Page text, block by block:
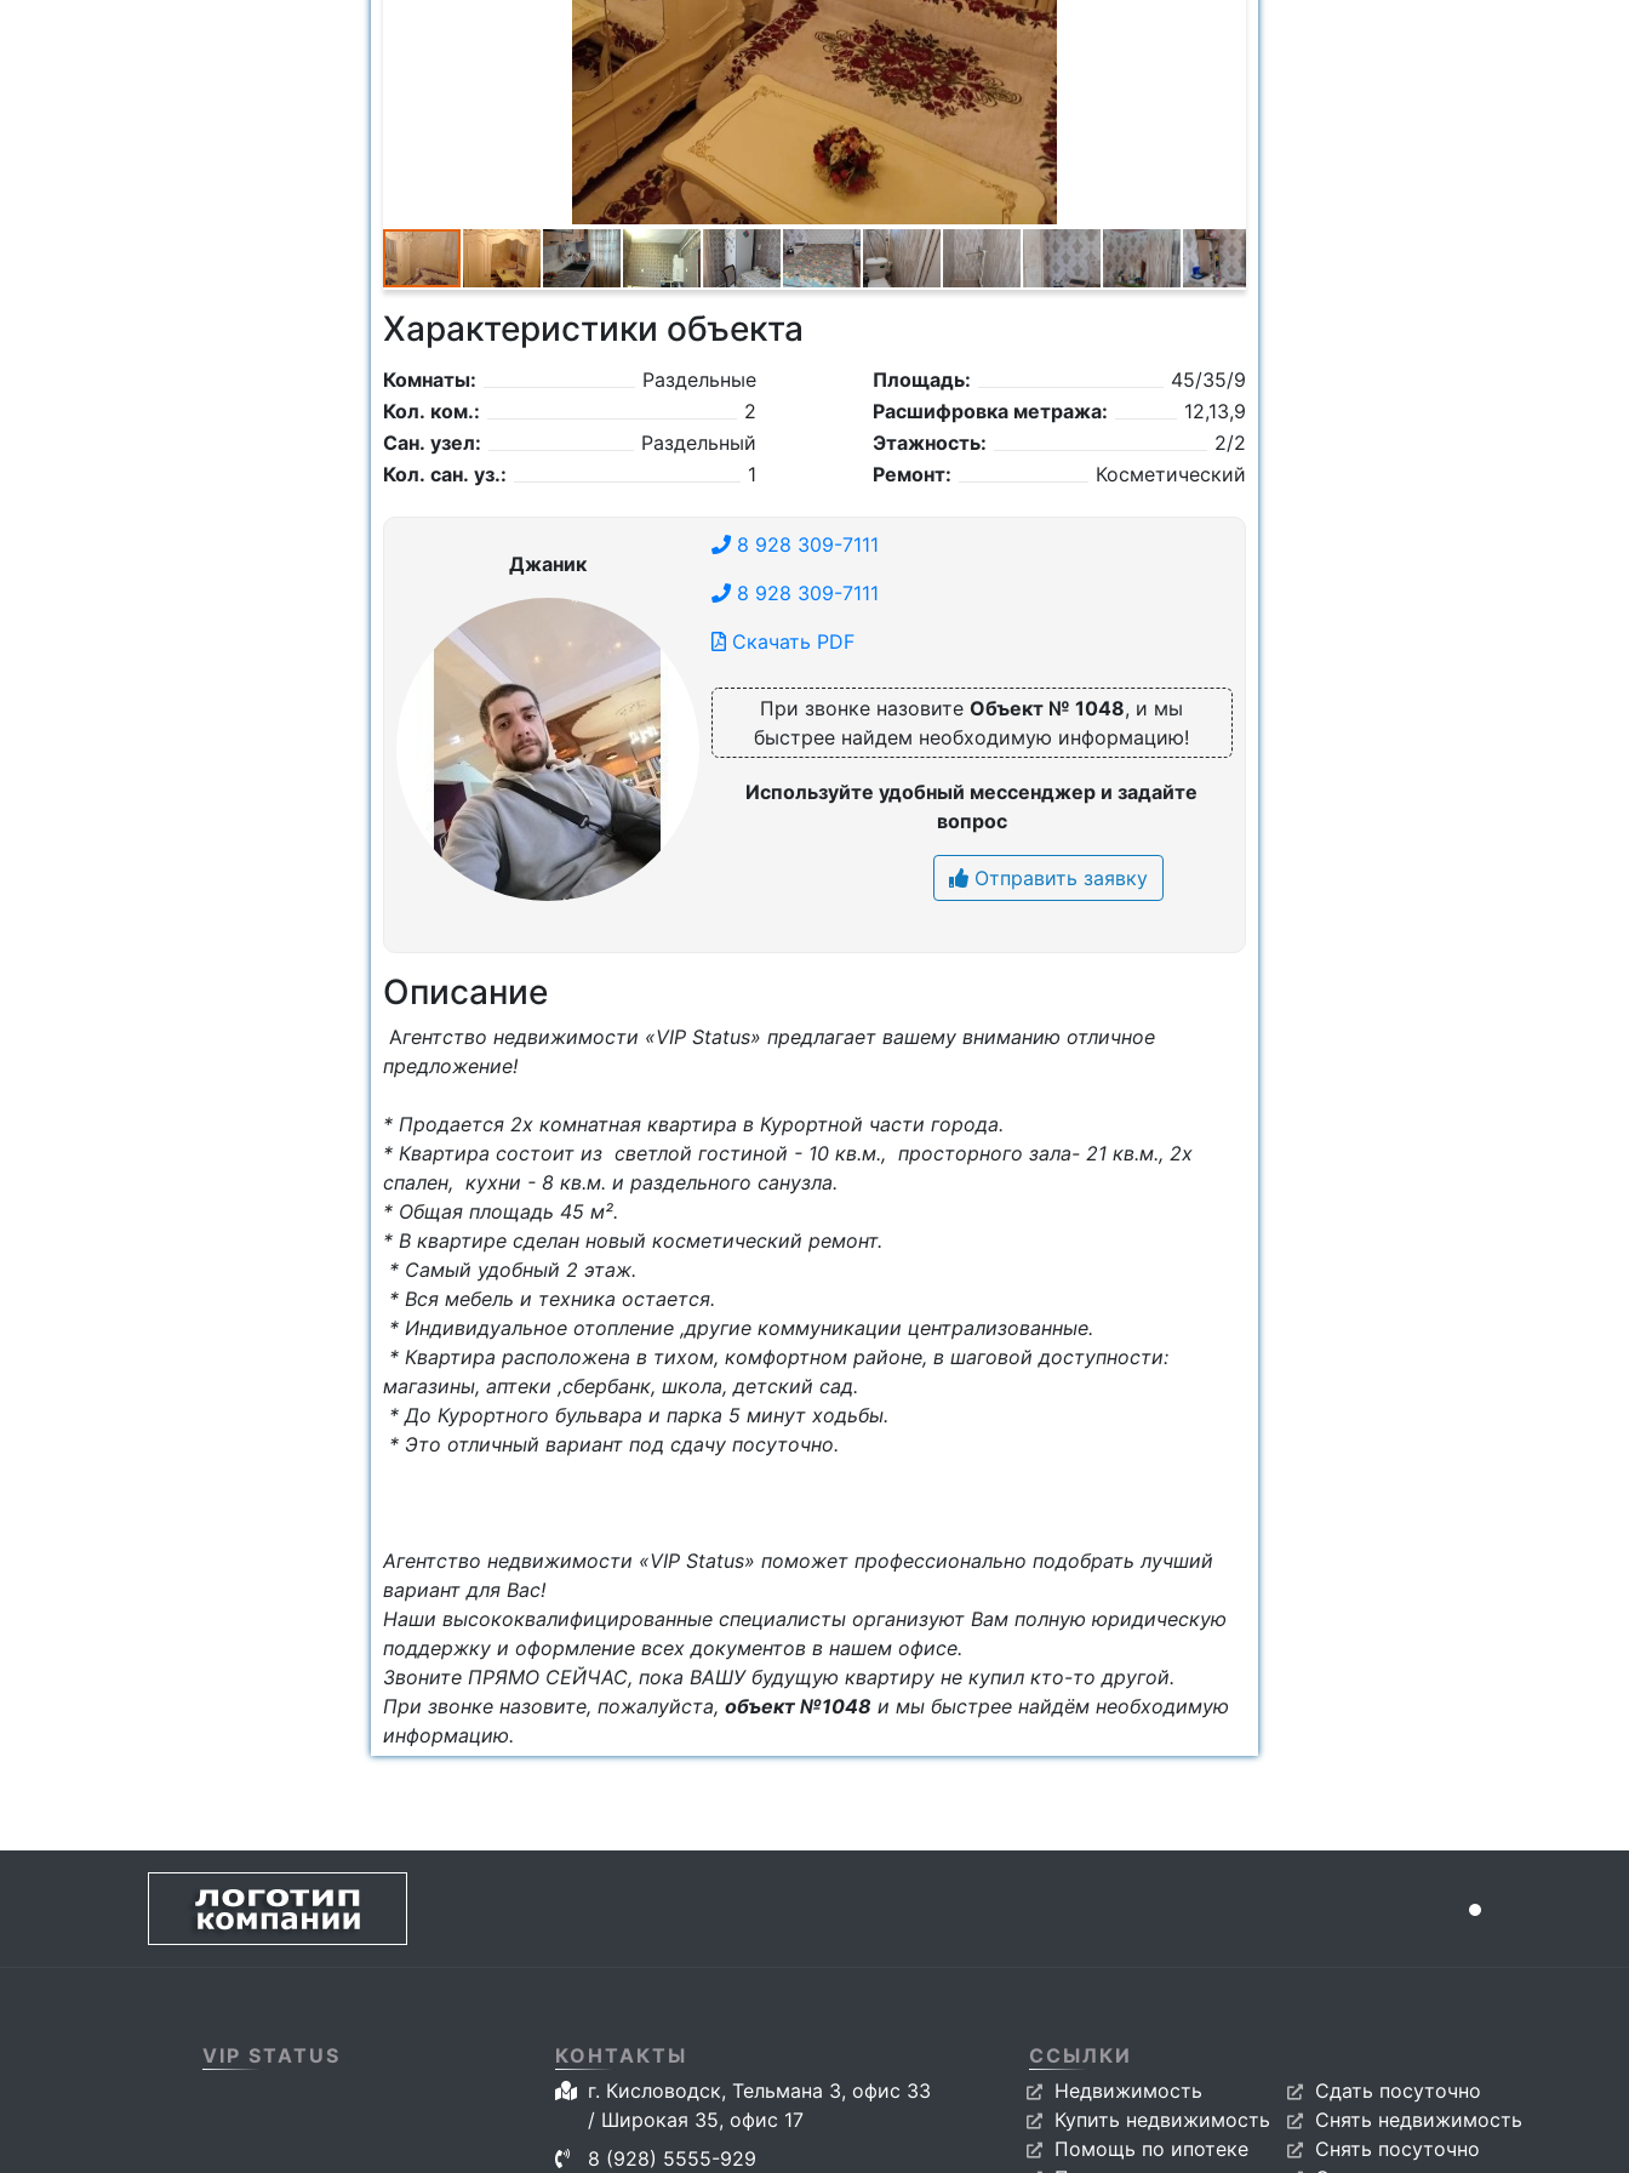
Характеристики объекта
Комнаты:
Раздельные
Кол. ком.:
2
Сан. узел:
Раздельный
Кол. сан. уз.:
1
Площадь:
45/35/9
Расшифровка метража:
12,13,9
Этажность:
2/2
Ремонт:
Косметический
Джаник
8 928 309-7111
8 928 309-7111
Скачать PDF
При звонке назовитеОбъект № 1048, и мы
быстрее найдем необходимую информацию!
Используйте удобный мессенджер и задайте
вопрос
Отправить заявку
Описание
Агентство недвижимости «VIP Status» предлагает вашему вниманию отличное
предложение!
* Продается 2х комнатная квартира в Курортной части города.
* Квартира состоит из светлой гостиной - 10 кв.м., просторного зала- 21 кв.м., 2х
спален, кухни - 8 кв.м. и раздельного санузла.
* Общая площадь 45 м².
* В квартире сделан новый косметический ремонт.
* Самый удобный 2 этаж.
* Вся мебель и техника остается.
* Индивидуальное отопление ,другие коммуникации централизованные.
* Квартира расположена в тихом, комфортном районе, в шаговой доступности:
магазины, аптеки ,сбербанк, школа, детский сад.
* До Курортного бульвара и парка 5 минут ходьбы.
* Это отличный вариант под сдачу посуточно.
Агентство недвижимости «VIP Status» поможет профессионально подобрать лучший
вариант для Вас!
Наши высококвалифицированные специалисты организуют Вам полную юридическую
поддержку и оформление всех документов в нашем офисе.
Звоните ПРЯМО СЕЙЧАС, пока ВАШУ будущую квартиру не купил кто-то другой.
При звонке назовите, пожалуйста, объект №1048 и мы быстрее найдём необходимую
информацию.
VIP STATUS
КОНТАКТЫ
г. Кисловодск, Тельмана 3, офис 33
/ Широкая 35, офис 17
8 (928) 5555-929
ССЫЛКИ
Недвижимость
Купить недвижимость
Помощь по ипотеке
Сдать посуточно
Снять недвижимость
Снять посуточно